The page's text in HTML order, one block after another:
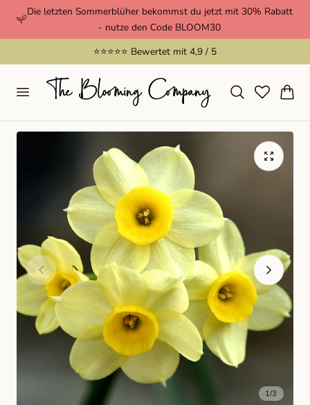
springen
Die letzten Sommerblüher bekommst du jetzt mit 30% Rabatt
- nutze den Code BLOOM30
📦 Versand in 2-3 Werktage
…
Warenkorb
1/3